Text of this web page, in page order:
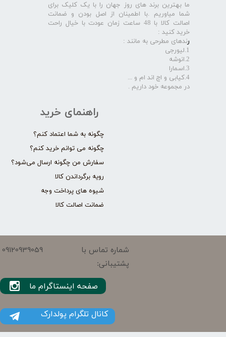
راهنمای خرید
چگونه به شما اعتماد کنم؟
چگونه می توانم خرید کنم؟
سفارش من چگونه ارسال می‌شود؟
رویه برگرداندن کالا
شیوه های پرداخت وجه
ضمانت اصالت کالا
ما بهترین برند های روز جهان را با یک کلیک برای
شما میاوریم .با اطمینان از اصل بودن و ضمانت
اصالت کالا با 48 ساعت زمان عودت با خیال راحت
خرید کنید :
رندهای مطرحی به مانند :
1.لیورجی
2.انوشه
3.اسمارا
4.کیابی و اچ اند ام و ...
در مجموعه خود داریم .​​​​​​​
شماره تماس با
پشتیبانی:
09120939059
کانال تلگرام پولدارک
صفحه اینستاگرام ما